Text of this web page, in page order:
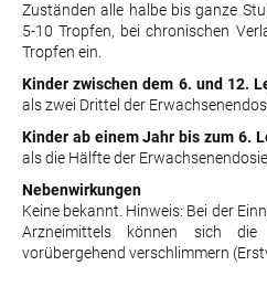
Zuständen alle halbe bis ganze
5-10 Tropfen, bei chronischen
Tropfen ein.
Kinder zwischen dem 6. und 12.
als zwei Drittel der
Kinder ab einem Jahr bis zum 6.
als die Hälfte der
Nebenwirkungen
Keine bekannt. Hinweis: Bei der
Arzneimittels können sich die
vorübergehend verschlimmern